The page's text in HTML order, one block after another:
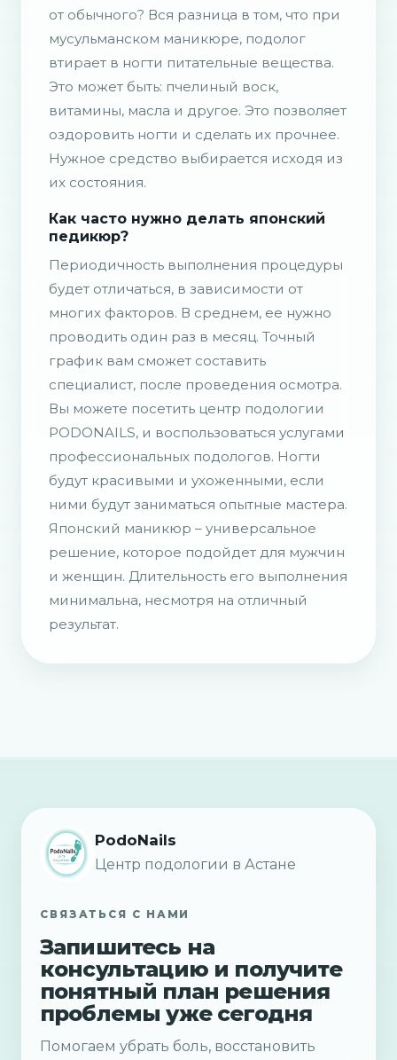
от обычного? Вся разница в том, что при
мусульманском маникюре, подолог
втирает в ногти питательные вещества.
Это может быть: пчелиный воск,
витамины, масла и другое. Это позволяет
оздоровить ногти и сделать их прочнее.
Нужное средство выбирается исходя из
их состояния.
Как часто нужно делать японский
педикюр?
Периодичность выполнения процедуры
будет отличаться, в зависимости от
многих факторов. В среднем, ее нужно
проводить один раз в месяц. Точный
график вам сможет составить
специалист, после проведения осмотра.
Вы можете посетить центр подологии
PODONAILS, и воспользоваться услугами
профессиональных подологов. Ногти
будут красивыми и ухоженными, если
ними будут заниматься опытные мастера.
Японский маникюр – универсальное
решение, которое подойдет для мужчин
и женщин. Длительность его выполнения
минимальна, несмотря на отличный
результат.
PodoNails
Центр подологии в Астане
СВЯЗАТЬСЯ С НАМИ
Запишитесь на
консультацию и получите
понятный план решения
проблемы уже сегодня
Помогаем убрать боль, восстановить